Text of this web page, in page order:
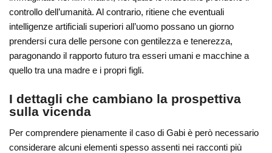
controllo dell’umanità. Al contrario, ritiene che eventuali
intelligenze artificiali superiori all’uomo possano un giorno
prendersi cura delle persone con gentilezza e tenerezza,
paragonando il rapporto futuro tra esseri umani e macchine a
quello tra una madre e i propri figli.
I dettagli che cambiano la prospettiva
sulla vicenda
Per comprendere pienamente il caso di Gabi è però necessario
considerare alcuni elementi spesso assenti nei racconti più